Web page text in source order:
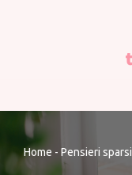
Home - Pensieri sparsi